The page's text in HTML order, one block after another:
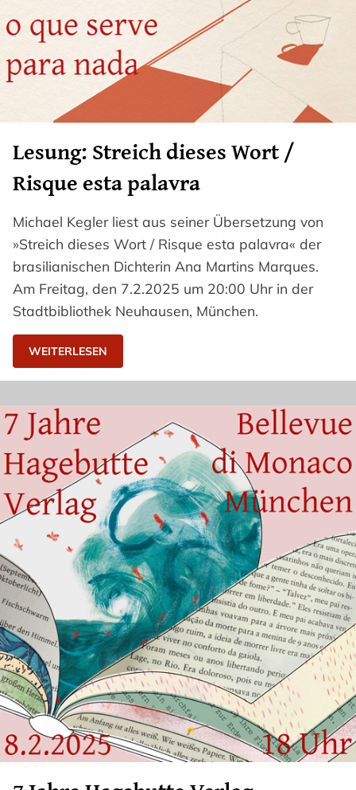
Lesung: Streich dieses Wort /
Risque esta palavra
Michael Kegler liest aus seiner Übersetzung von
»Streich dieses Wort / Risque esta palavra« der
brasilianischen Dichterin Ana Martins Marques.
Am Freitag, den 7.2.2025 um 20:00 Uhr in der
Stadtbibliothek Neuhausen, München.
WEITERLESEN